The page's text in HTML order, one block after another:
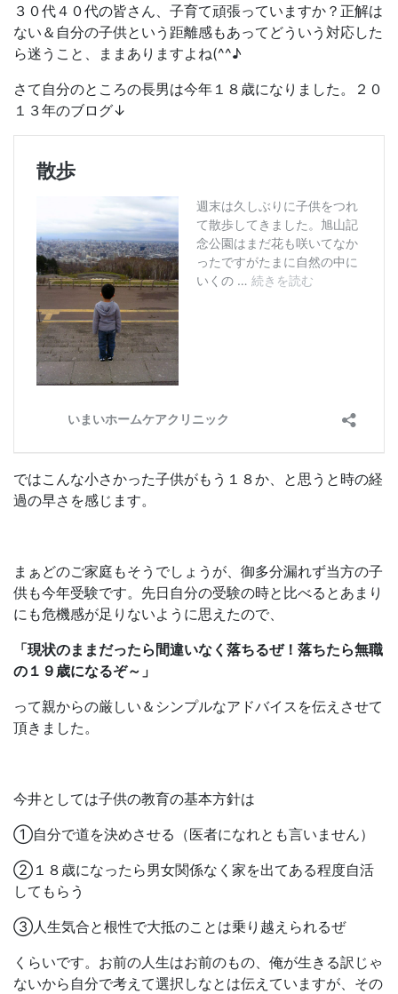
３０代４０代の皆さん、子育て頑張っていますか？正解は
ない＆自分の子供という距離感もあってどういう対応した
ら迷うこと、ままありますよね(^^♪
さて自分のところの長男は今年１８歳になりました。２０
１３年のブログ↓
ではこんな小さかった子供がもう１８か、と思うと時の経
過の早さを感じます。
まぁどのご家庭もそうでしょうが、御多分漏れず当方の子
供も今年受験です。先日自分の受験の時と比べるとあまり
にも危機感が足りないように思えたので、
「現状のままだったら間違いなく落ちるぜ！落ちたら無職
の１９歳になるぞ～」
って親からの厳しい＆シンプルなアドバイスを伝えさせて
頂きました。
今井としては子供の教育の基本方針は
①自分で道を決めさせる（医者になれとも言いません）
②１８歳になったら男女関係なく家を出てある程度自活
してもらう
③人生気合と根性で大抵のことは乗り越えられるぜ
くらいです。お前の人生はお前のもの、俺が生きる訳じゃ
ないから自分で考えて選択しなとは伝えていますが、その